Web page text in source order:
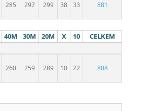
285 297 299 38 33 881
40M 30M 20M X 10 CELKEM
260 259 289 10 22 808